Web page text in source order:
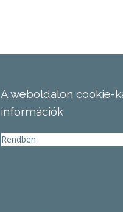
A weboldalon cookie-
információk
Rendben